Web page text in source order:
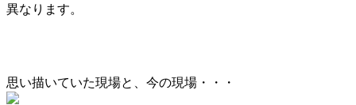
異なります。
思い描いていた現場と、今の現場・・・